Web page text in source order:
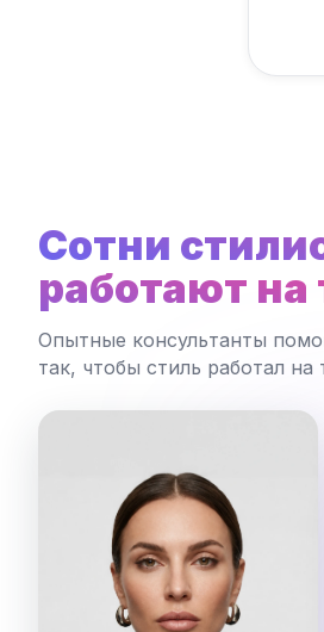
Сотни
работают на
Опытные консультанты
так, чтобы стиль работал на